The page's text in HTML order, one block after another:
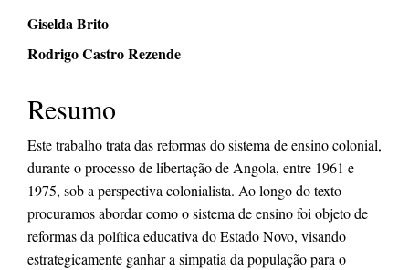
Conteúdo
do
principal
Giselda Brito
Rodrigo Castro Rezende
Resumo
Este trabalho trata das reformas do sistema de ensino colonial,
durante o processo de libertação de Angola, entre 1961 e
1975, sob a perspectiva colonialista. Ao longo do texto
procuramos abordar como o sistema de ensino foi objeto de
reformas da política educativa do Estado Novo, visando
estrategicamente ganhar a simpatia da população para o